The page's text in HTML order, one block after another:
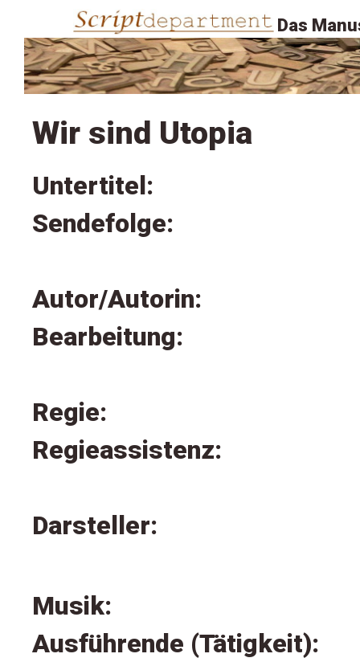
Das
Wir sind Utopia
Untertitel:
Sendefolge:
Autor/Autorin:
Bearbeitung:
Regie:
Regieassistenz:
Darsteller:
Musik:
Ausführende (Tätigkeit):